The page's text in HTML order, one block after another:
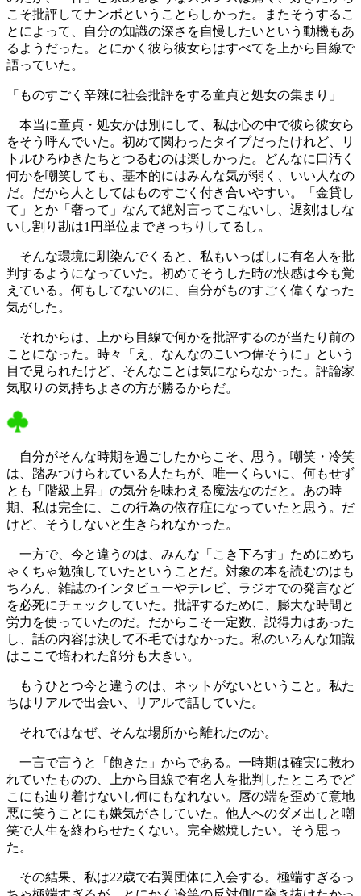
こそ批評してナンボということらしかった。またそうするこ
とによって、自分の知識の深さを自慢したいという動機もあ
るようだった。とにかく彼ら彼女らはすべてを上から目線で
語っていた。
「ものすごく辛辣に社会批評をする童貞と処女の集まり」
本当に童貞・処女かは別にして、私は心の中で彼ら彼女ら
をそう呼んでいた。初めて関わったタイプだったけれど、リ
トルひろゆきたちとつるむのは楽しかった。どんなに口汚く
何かを嘲笑しても、基本的にはみんな気が弱く、いい人なの
だ。だから人としてはものすごく付き合いやすい。「金貸し
て」とか「奢って」なんて絶対言ってこないし、遅刻はしな
いし割り勘は1円単位まできっちりしてるし。
そんな環境に馴染んでくると、私もいっぱしに有名人を批
判するようになっていた。初めてそうした時の快感は今も覚
えている。何もしてないのに、自分がものすごく偉くなった
気がした。
それからは、上から目線で何かを批評するのが当たり前の
ことになった。時々「え、なんなのこいつ偉そうに」という
目で見られたけど、そんなことは気にならなかった。評論家
気取りの気持ちよさの方が勝るからだ。
自分がそんな時期を過ごしたからこそ、思う。嘲笑・冷笑
は、踏みつけられている人たちが、唯一くらいに、何もせず
とも「階級上昇」の気分を味わえる魔法なのだと。あの時
期、私は完全に、この行為の依存症になっていたと思う。だ
けど、そうしないと生きられなかった。
一方で、今と違うのは、みんな「こき下ろす」ためにめち
ゃくちゃ勉強していたということだ。対象の本を読むのはも
ちろん、雑誌のインタビューやテレビ、ラジオでの発言など
を必死にチェックしていた。批評するために、膨大な時間と
労力を使っていたのだ。だからこそ一定数、説得力はあった
し、話の内容は決して不毛ではなかった。私のいろんな知識
はここで培われた部分も大きい。
もうひとつ今と違うのは、ネットがないということ。私た
ちはリアルで出会い、リアルで話していた。
それではなぜ、そんな場所から離れたのか。
一言で言うと「飽きた」からである。一時期は確実に救わ
れていたものの、上から目線で有名人を批判したところでど
こにも辿り着けないし何にもなれない。唇の端を歪めて意地
悪に笑うことにも嫌気がさしていた。他人へのダメ出しと嘲
笑で人生を終わらせたくない。完全燃焼したい。そう思っ
た。
その結果、私は22歳で右翼団体に入会する。極端すぎるっ